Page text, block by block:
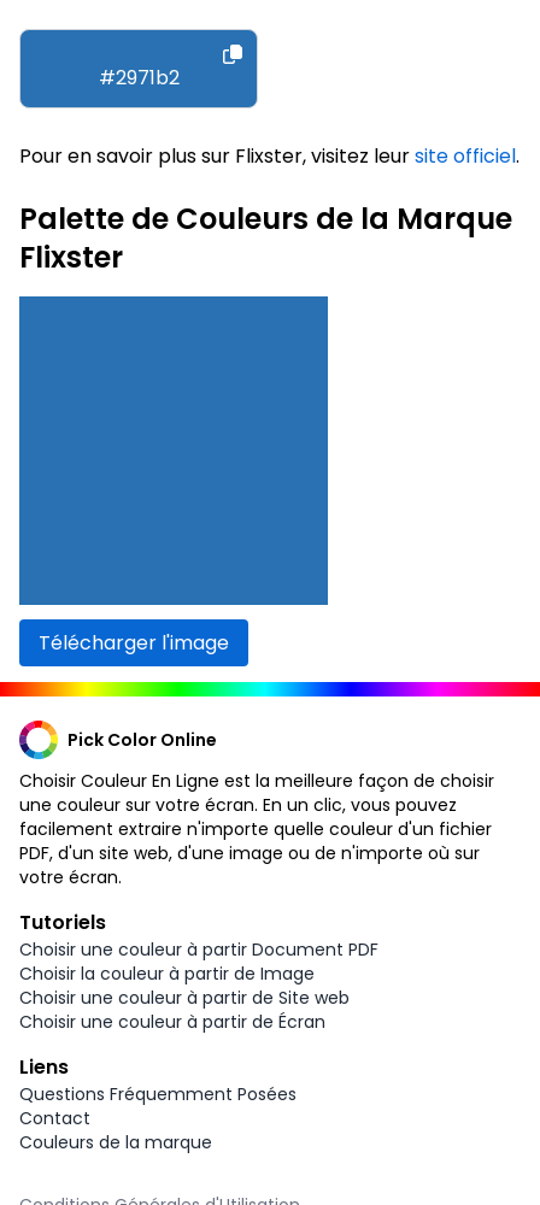
#2971b2
Pour en savoir plus sur Flixster, visitez leursite officiel.
Palette de Couleurs de la Marque
Flixster
Télécharger l'image
Pick Color Online
Choisir Couleur En Ligne est la meilleure façon de choisir
une couleur sur votre écran. En un clic, vous pouvez
facilement extraire n'importe quelle couleur d'un fichier
PDF, d'un site web, d'une image ou de n'importe où sur
votre écran.
Tutoriels
Choisir une couleur à partir Document PDF
Choisir la couleur à partir de Image
Choisir une couleur à partir de Site web
Choisir une couleur à partir de Écran
Liens
Questions Fréquemment Posées
Contact
Couleurs de la marque